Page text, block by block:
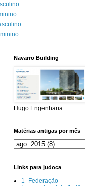
Navarro Building
Hugo Engenharia
Matérias antigas por mês
Links para judoca
1- Federação